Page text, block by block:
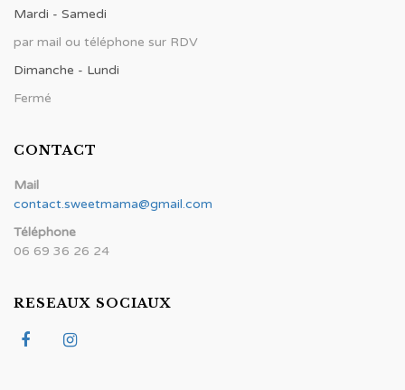
Mardi - Samedi
par mail ou téléphone sur RDV
Dimanche - Lundi
Fermé
CONTACT
Mail
contact.sweetmama@gmail.com
Téléphone
06 69 36 26 24
RESEAUX SOCIAUX